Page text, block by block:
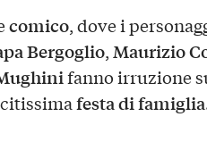
comico, dove i
Bergoglio,Maurizio
fanno irruzione
festa di famiglia